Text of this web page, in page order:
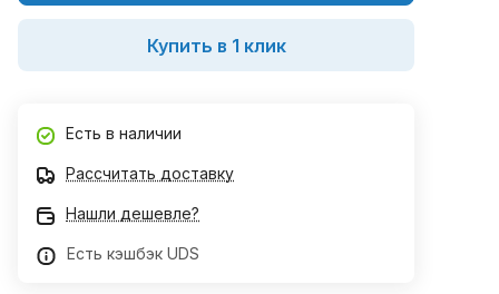
Купить в 1 клик
Есть в наличии
Рассчитать доставку
Нашли дешевле?
Есть кэшбэк UDS